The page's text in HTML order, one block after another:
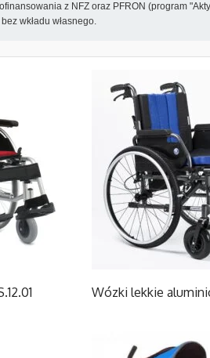
z NFZ oraz PFRON (program
wkładu własnego.
Wózki lekkie